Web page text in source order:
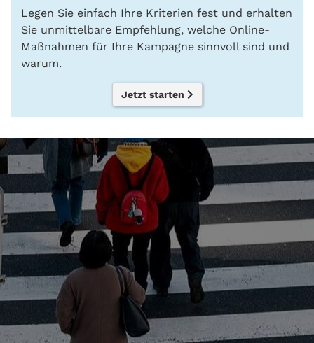
Legen Sie einfach Ihre Kriterien fest und erhalten
Sie unmittelbare Empfehlung, welche Online-
Maßnahmen für Ihre Kampagne sinnvoll sind und
warum.
Jetzt starten